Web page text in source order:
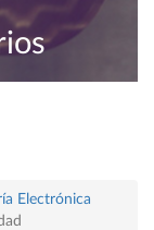
Electrónica